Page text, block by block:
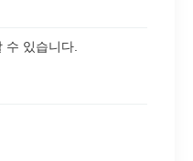
있습니다.